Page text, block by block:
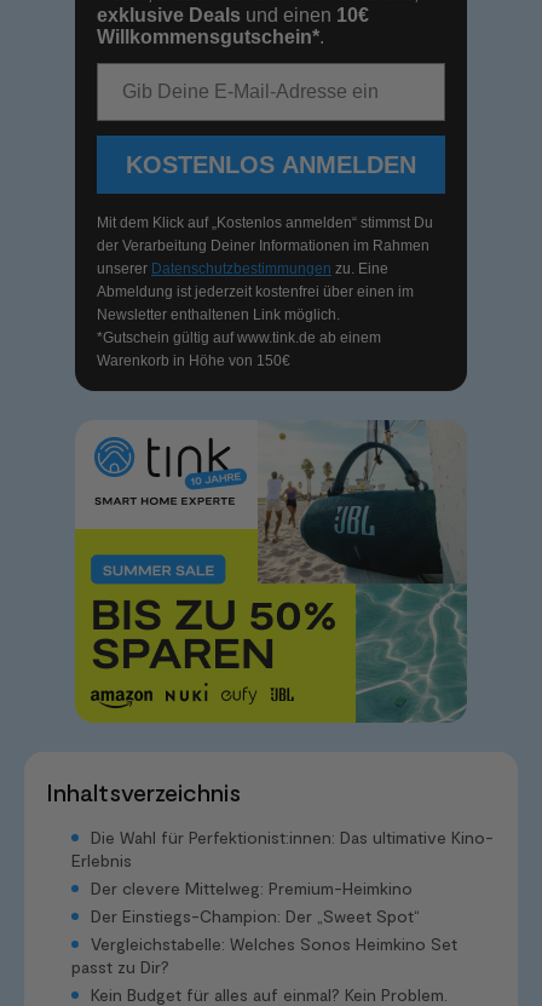
exklusive Deals und einen 10€
Willkommensgutschein*.
KOSTENLOS ANMELDEN
Mit dem Klick auf „Kostenlos anmelden“ stimmst Du
der Verarbeitung Deiner Informationen im Rahmen
unserer Datenschutzbestimmungen zu. Eine
Abmeldung ist jederzeit kostenfrei über einen im
Newsletter enthaltenen Link möglich.
*Gutschein gültig aufwww.tink.de ab einem
Warenkorb in Höhe von 150€
Inhaltsverzeichnis
Die Wahl für Perfektionist:innen: Das ultimative Kino-
Erlebnis
Der clevere Mittelweg: Premium-Heimkino
Der Einstiegs-Champion: Der „Sweet Spot“
Vergleichstabelle: Welches Sonos Heimkino Set
passt zu Dir?
Kein Budget für alles auf einmal? Kein Problem.